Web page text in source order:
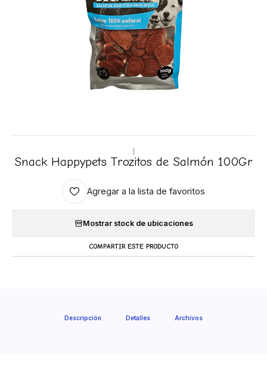
Snack Happypets Trozitos de Salmón 100Gr
Agregar a la lista de favoritos
Mostrar stock de ubicaciones
COMPARTIR ESTE PRODUCTO
Descripción Detalles Archivos